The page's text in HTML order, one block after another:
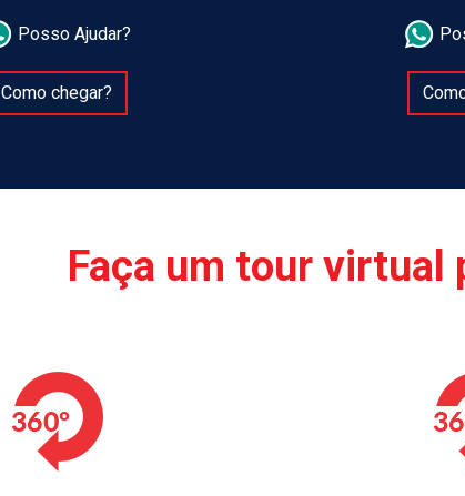
Posso Ajudar?
Como chegar?
Faça um tour virtual